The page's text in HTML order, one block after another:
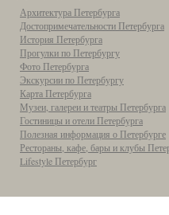
Архитектура Петербурга
Достопримечательности Петербурга
История Петербурга
Прогулки по Петербургу
Фото Петербурга
Экскурсии по Петербургу
Карта Петербурга
Музеи, галереи и театры Петербурга
Гостиницы и отели Петербурга
Полезная информация о Петербурге
Рестораны, кафе, бары и клубы
Lifestyle Петербург